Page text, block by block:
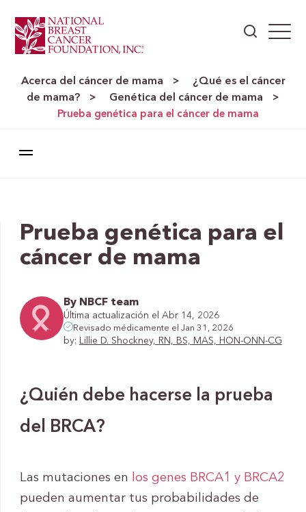
Acerca del cáncer de mama >
¿Qué es el cáncer
de mama?
> Genética del cáncer de mama
>
Prueba genética para el cáncer de mama
Prueba genética para el
cáncer de mama
By NBCF team
Última actualización el Abr 14, 2026
Revisado médicamente el Jan 31, 2026
by: Lillie D. Shockney, RN, BS, MAS, HON-ONN-CG
¿Quién debe hacerse la prueba
del BRCA?
Las mutaciones en los genes BRCA1 y BRCA2
pueden aumentar tus probabilidades de